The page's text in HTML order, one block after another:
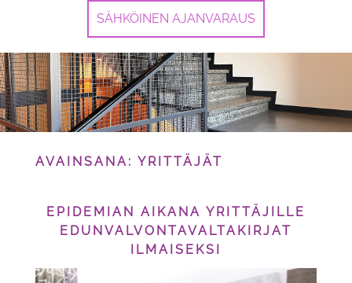
SÄHKÖINEN AJANVARAUS
AVAINSANA: YRITTÄJÄT
EPIDEMIAN AIKANA YRITTÄJILLE
EDUNVALVONTAVALTAKIRJAT
ILMAISEKSI